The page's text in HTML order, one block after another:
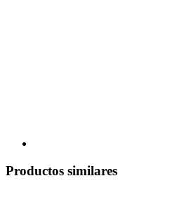
Productos similares